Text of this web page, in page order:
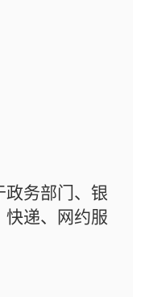
政务部门、银
快递、网约服